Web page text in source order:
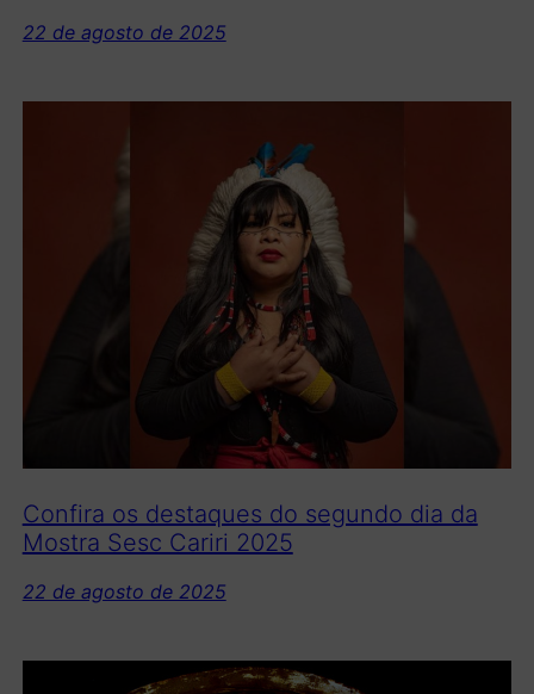
22 de agosto de 2025
Confira os destaques do segundo dia da
Mostra Sesc Cariri 2025
22 de agosto de 2025